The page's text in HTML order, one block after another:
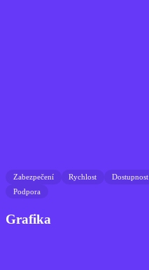
Zabezpečení Rychlost Dostupnost
Podpora
Grafika